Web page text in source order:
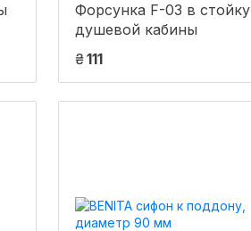
Форсунка F-03 в стойку
душевой кабины
₴111